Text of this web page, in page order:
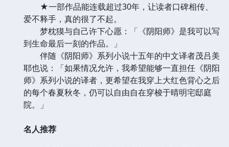
★一部作品能连载超过30年，让读者口碑相传、
爱不释手，真的很了不起。
梦枕獏与自己许下心愿：「《阴阳师》是我可以写
到生命最后一刻的作品。」
伴随《阴阳师》系列小说十五年的中文译者茂吕美
耶也说：「如果情况允许，我希望能够一直担任《阴阳
师》系列小说的译者，更希望在我穿上大红色背心之后
的每个春夏秋冬，仍可以自由自在穿梭于晴明宅邸庭
院。」
名人推荐